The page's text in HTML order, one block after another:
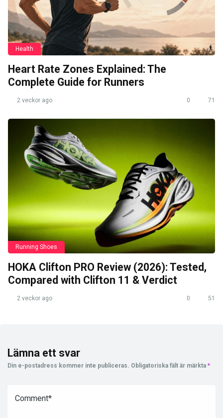
Health
Heart Rate Zones Explained: The
Complete Guide for Runners
2 veckor ago 0 71
Running Shoes
HOKA Clifton PRO Review (2026): Tested,
Compared with Clifton 11 & Verdict
2 veckor ago 0 51
Lämna ett svar
Din e-postadress kommer inte publiceras. Obligatoriska fält är märkta *